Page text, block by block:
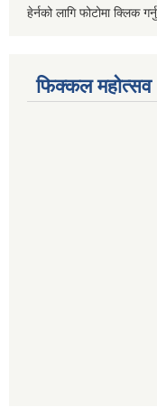
हेर्नको लागि फोटोमा क्लिक
फिक्कल महोत्सव